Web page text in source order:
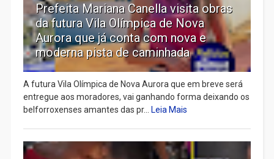
Prefeita Mariana Canella visita obras
da futura Vila Olímpica de Nova
Aurora que já conta com nova e
moderna pista de caminhada
A futura Vila Olímpica de Nova Aurora que em breve será
entregue aos moradores, vai ganhando forma deixando os
belforroxenses amantes das pr... Leia Mais